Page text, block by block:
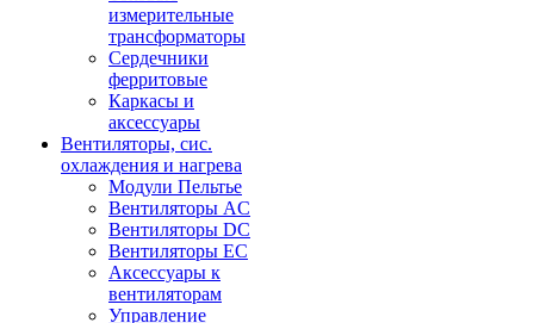
измерительные
трансформаторы
Сердечники
ферритовые
Каркасы и
аксессуары
Вентиляторы, сис.
охлаждения и нагрева
Модули Пельтье
Вентиляторы AC
Вентиляторы DC
Вентиляторы EC
Аксессуары к
вентиляторам
Управление